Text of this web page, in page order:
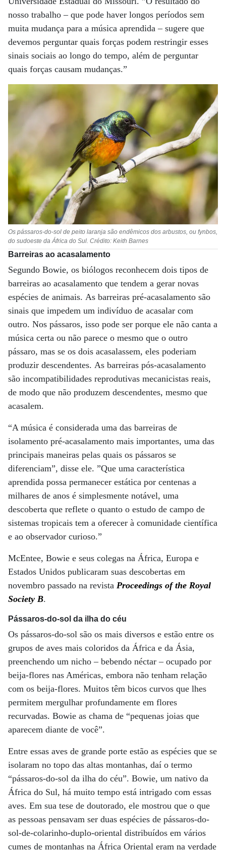
nosso trabalho – que pode haver longos períodos sem
muita mudança para a música aprendida – sugere que
devemos perguntar quais forças podem restringir esses
sinais sociais ao longo do tempo, além de perguntar
quais forças causam mudanças.”
Os pássaros-do-sol de peito laranja são endêmicos dos arbustos, ou fynbos,
do sudoeste da África do Sul. Crédito: Keith Barnes
Barreiras ao acasalamento
Segundo Bowie, os biólogos reconhecem dois tipos de
barreiras ao acasalamento que tendem a gerar novas
espécies de animais. As barreiras pré-acasalamento são
sinais que impedem um indivíduo de acasalar com
outro. Nos pássaros, isso pode ser porque ele não canta a
música certa ou não parece o mesmo que o outro
pássaro, mas se os dois acasalassem, eles poderiam
produzir descendentes. As barreiras pós-acasalamento
são incompatibilidades reprodutivas mecanicistas reais,
de modo que não produzem descendentes, mesmo que
acasalem.
“A música é considerada uma das barreiras de
isolamento pré-acasalamento mais importantes, uma das
principais maneiras pelas quais os pássaros se
diferenciam”, disse ele. ”Que uma característica
aprendida possa permanecer estática por centenas a
milhares de anos é simplesmente notável, uma
descoberta que reflete o quanto o estudo de campo de
sistemas tropicais tem a oferecer à comunidade científica
e ao observador curioso.”
McEntee, Bowie e seus colegas na África, Europa e
Estados Unidos publicaram suas descobertas em
novembro passado na revista Proceedings of the Royal
Society B.
Pássaros-do-sol da ilha do céu
Os pássaros-do-sol são os mais diversos e estão entre os
grupos de aves mais coloridos da África e da Ásia,
preenchendo um nicho – bebendo néctar – ocupado por
beija-flores nas Américas, embora não tenham relação
com os beija-flores. Muitos têm bicos curvos que lhes
permitem mergulhar profundamente em flores
recurvadas. Bowie as chama de “pequenas joias que
aparecem diante de você”.
Entre essas aves de grande porte estão as espécies que se
isolaram no topo das altas montanhas, daí o termo
“pássaros-do-sol da ilha do céu”. Bowie, um nativo da
África do Sul, há muito tempo está intrigado com essas
aves. Em sua tese de doutorado, ele mostrou que o que
as pessoas pensavam ser duas espécies de pássaros-do-
sol-de-colarinho-duplo-oriental distribuídos em vários
cumes de montanhas na África Oriental eram na verdade